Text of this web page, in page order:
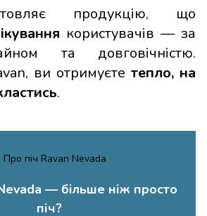
продукцію, що
користувачів — за
та довговічністю.
ви отримуєте тепло, на
.
— більше ніж просто
піч?